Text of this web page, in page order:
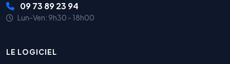
09 73 89 23 94
Lun-Ven: 9h30 - 18h00
LE LOGICIEL